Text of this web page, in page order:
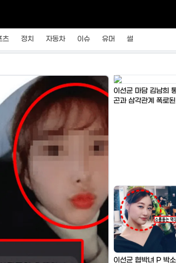
츠 정치 자동차 이슈 유머 썰
이선균 마담 김남희
곤과 삼각관계 폭로
이선균 협박녀 P 박